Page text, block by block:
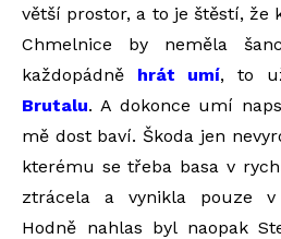
větší prostor, a to je štěstí, že
Chmelnice by neměla
každopádně hrát umí, to
Brutalu. A dokonce umí
mě dost baví. Škoda jen
kterému se třeba basa v
ztrácela a vynikla pouze v
Hodně nahlas byl naopak